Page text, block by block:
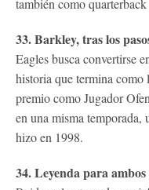
también como
33. Barkley, tras los
Eagles busca convertirse
historia que termina
premio como Jugador
en una misma
hizo en 1998.
34. Leyenda para